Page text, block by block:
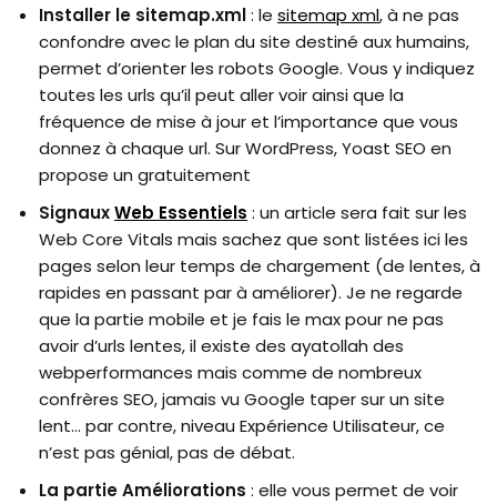
Installer le sitemap.xml: le sitemap xml, à ne pas
confondre avec le plan du site destiné aux humains,
permet d’orienter les robots Google. Vous y indiquez
toutes les urls qu’il peut aller voir ainsi que la
fréquence de mise à jour et l’importance que vous
donnez à chaque url. Sur WordPress, Yoast SEO en
propose un gratuitement
SignauxWeb Essentiels : un article sera fait sur les
Web Core Vitals mais sachez que sont listées ici les
pages selon leur temps de chargement (de lentes, à
rapides en passant par à améliorer). Je ne regarde
que la partie mobile et je fais le max pour ne pas
avoir d’urls lentes, il existe des ayatollah des
webperformances mais comme de nombreux
confrères SEO, jamais vu Google taper sur un site
lent… par contre, niveau Expérience Utilisateur, ce
n’est pas génial, pas de débat.
La partie Améliorations : elle vous permet de voir